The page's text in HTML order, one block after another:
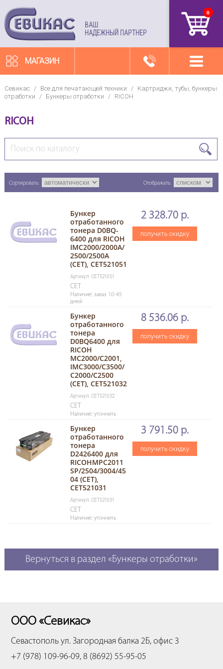
ВАШ
НАДЕЖНЫЙ ПАРТНЕР
0
МАГАЗИН
Севикас / Все для печатающей техники /
Картриджи, тубы, бункеры
отработки / Бункеры отработки / RICOH
RICOH
Сортировать: Отображать:
Бункер
отработанного
тонера D0BQ-
6400 для RICOH
IMC2000/2000A/
2500/2500A
(CET), CET521051
Артикул: CET521051
CET
Наличие: заказ 10-45
дней
2 328.70 р.
получить скидку
Бункер
отработанного
тонера
D0BQ6400 для
RICOH
MC2000/C2001,
IMC3000/C3500/
C2000/C2500
(CET), CET521032
Артикул: CET521032
CET
Наличие: уточнить
8 536.06 р.
получить скидку
Бункер
отработанного
тонера
D2426400 для
RICOHMPC2011
SP/2504/3004/45
04 (CET),
CET521031
Артикул: CET521031
CET
Наличие: уточнить
3 791.50 р.
получить скидку
Вернуться в раздел «Бункеры отработки»
ООО «Севикас»
Севастополь ул. Загородная балка 2Б, офис 3
+7 (978) 109-96-09, 8 (8692) 55-95-05